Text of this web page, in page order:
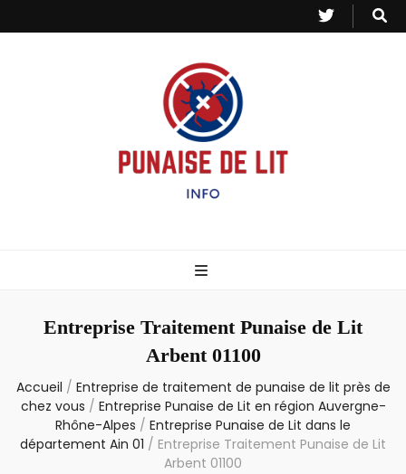
– Info
Entreprise Traitement Punaise de Lit
Arbent 01100
Accueil / Entreprise de traitement de punaise de lit près de
chez vous / Entreprise Punaise de Lit en région Auvergne-
Rhône-Alpes / Entreprise Punaise de Lit dans le
département Ain 01 / Entreprise Traitement Punaise de Lit
Arbent 01100